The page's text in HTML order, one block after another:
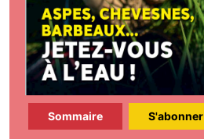
Sommaire S'abonner